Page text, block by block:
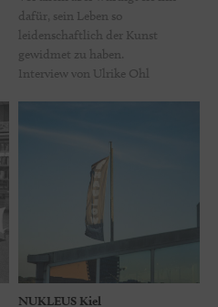
dafür, sein Leben so
leidenschaftlich der Kunst
gewidmet zu haben.
Interview von Ulrike Ohl
NUKLEUS Kiel